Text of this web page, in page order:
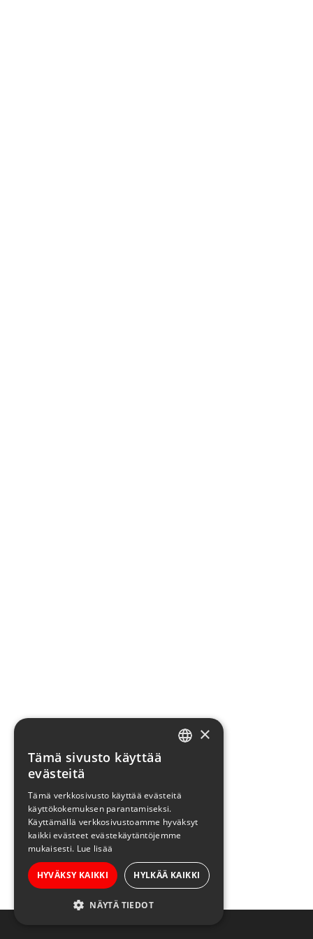
×
Tämä sivusto käyttää
evästeitä
Tämä verkkosivusto käyttää evästeitä
käyttökokemuksen parantamiseksi.
Käyttämällä verkkosivustoamme hyväksyt
kaikki evästeet evästekäytäntöjemme
mukaisesti. Lue lisää
HYVÄKSY KAIKKI HYLKÄÄ KAIKKI
NÄYTÄ TIEDOT